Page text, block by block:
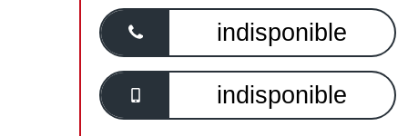
indisponible
indisponible